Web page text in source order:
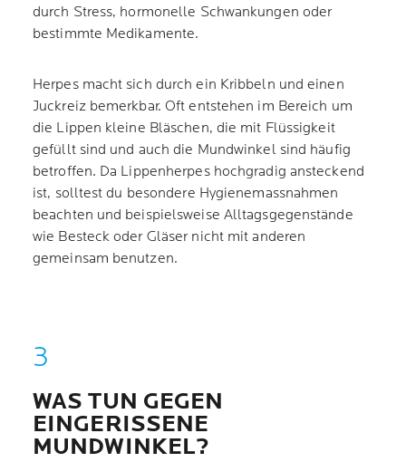
durch Stress, hormonelle Schwankungen oder
bestimmte Medikamente.
Herpes macht sich durch ein Kribbeln und einen
Juckreiz bemerkbar. Oft entstehen im Bereich um
die Lippen kleine Bläschen, die mit Flüssigkeit
gefüllt sind und auch die Mundwinkel sind häufig
betroffen. Da Lippenherpes hochgradig ansteckend
ist, solltest du besondere Hygienemassnahmen
beachten und beispielsweise Alltagsgegenstände
wie Besteck oder Gläser nicht mit anderen
gemeinsam benutzen.
WAS TUN GEGEN
EINGERISSENE
MUNDWINKEL?